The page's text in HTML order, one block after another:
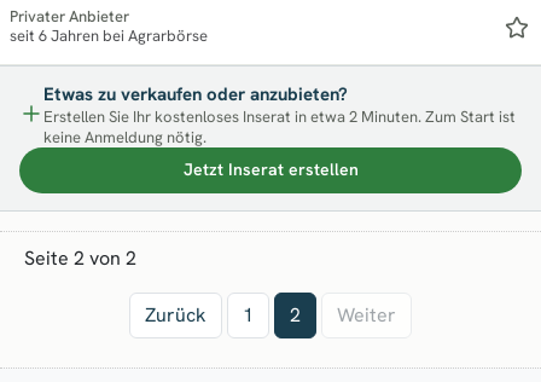
Privater Anbieter
seit 6 Jahren bei Agrarbörse
Etwas zu verkaufen oder anzubieten?
Erstellen Sie Ihr kostenloses Inserat in etwa 2 Minuten. Zum Start ist
keine Anmeldung nötig.
Jetzt Inserat erstellen
Seite 2 von 2
Zurück 1 2 Weiter